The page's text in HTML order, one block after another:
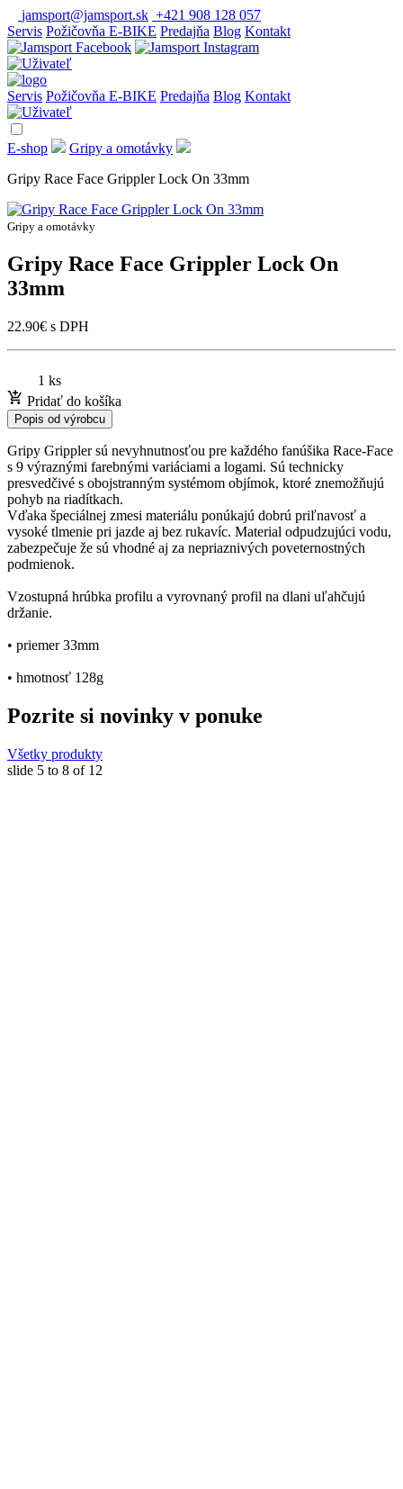
jamsport@jamsport.sk +421 908 128 057
Servis Požičovňa E-BIKE Predajňa Blog Kontakt
Servis Požičovňa E-BIKE Predajňa Blog Kontakt
E-shop
Gripy a omotávky
Gripy Race Face Grippler Lock On 33mm
Gripy a omotávky
Gripy Race Face Grippler Lock On
33mm
22.90€ s DPH
1 ks
Pridať do košíka
Popis od výrobcu
Gripy Grippler sú nevyhnutnosťou pre každého fanúšika Race-Face
s 9 výraznými farebnými variáciami a logami. Sú technicky
presvedčivé s obojstranným systémom objímok, ktoré znemožňujú
pohyb na riadítkach.
Vďaka špeciálnej zmesi materiálu ponúkajú dobrú priľnavosť a
vysoké tlmenie pri jazde aj bez rukavíc. Material odpudzujúci vodu,
zabezpečuje že sú vhodné aj za nepriaznivých poveternostných
podmienok.
Vzostupná hrúbka profilu a vyrovnaný profil na dlani uľahčujú
držanie.
• priemer 33mm
• hmotnosť 128g
Pozrite si novinky v ponuke
Všetky produkty
slide 5 to 8 of 12